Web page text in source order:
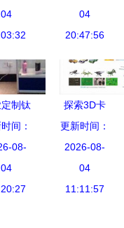
品，创
领时代
04
阳文化用品
钥匙包Y29
04
20:47:56
制钛
转展
库房
货架的
、厂家
间：
08-
04
探索3D卡
拼图 创意
与趣味的立
体结合——
以苍南县金
更新时间：
2026-08-
04
11:11:57